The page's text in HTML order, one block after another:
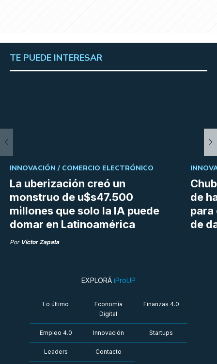
TE PUEDE INTERESAR
La uberización creó un
monstruo de u$s47.500
millones que solo la IA puede
domar en Latinoamérica
INNOVACIÓN / COMERCIO ELECTRÓNICO
Por Víctor Zapata
de
para
de
EXPLORÁ iProUP
Lo último
Economía
Digital
Finanzas 4.0
Empleo 4.0 Innovación Startups
Leaders Contacto